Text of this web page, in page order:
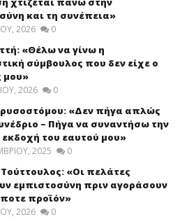
και τη συνέπεια»
2026 0
«Θέλω να γίνω η
σύμβουλος που δεν είχε ο
μου»
2026 0
«Δεν πήγα απλώς
– Πήγα να συναντήσω την
του εαυτού μου»
2025 0
«Οι πελάτες
εμπιστοσύνη πριν αγοράσουν
προϊόν»
2026 0